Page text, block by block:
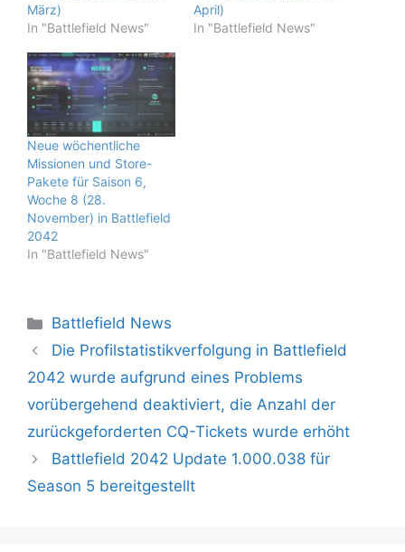
März)
In "Battlefield News"
April)
In "Battlefield News"
Neue wöchentliche
Missionen und Store-
Pakete für Saison 6,
Woche 8 (28.
November) in Battlefield
2042
In "Battlefield News"
Kategorien
Battlefield News
Die Profilstatistikverfolgung in Battlefield
2042 wurde aufgrund eines Problems
vorübergehend deaktiviert, die Anzahl der
zurückgeforderten CQ-Tickets wurde erhöht
Battlefield 2042 Update 1.000.038 für
Season 5 bereitgestellt